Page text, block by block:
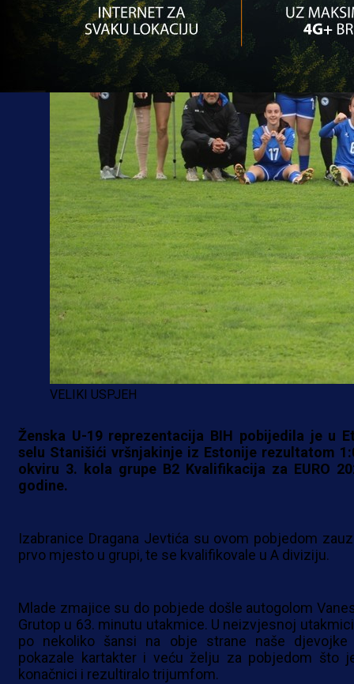
VELIKI USPJEH
Ženska U-19 reprezentacija BIH pobijedila je u
selu Stanišići vršnjakinje iz Estonije rezultatom
okviru 3. kola grupe B2 Kvalifikacija za EURO
godine.
Izabranice Dragana Jevtića su ovom pobjedom
prvo mjesto u grupi, te se kvalifikovale u A diviziju.
Mlade zmajice su do pobjede došle autogolom
Grutop u 63. minutu utakmice. U neizvjesnoj
po nekoliko šansi na obje strane naše djevojke
pokazale kartakter i veću želju za pobjedom što
konačnici i rezultiralo trijumfom.